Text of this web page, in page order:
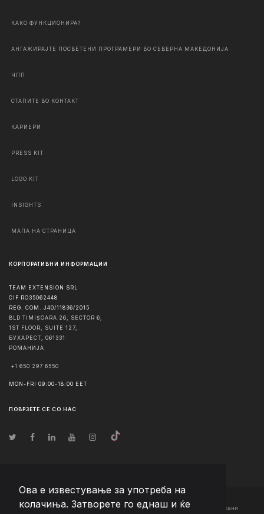
Ова е известување за употреба на
колачиња. Затворете го еднаш и ќе
КАКО ФУНКЦИОНИРА?
АНГАЖИРАЈТЕ ПОСВЕТЕНИ ПРОГРАМЕРИ ВО СЕВЕРНА МАКЕДОНИЈА
ЧПП
СТАПИТЕ ВО КОНТАКТ
КАРИЕРИ
PRESS KIT
LOGO KIT
INSIGHTS
МАПА НА СТРАНИЦА
КОРПОРАТИВНИ ИНФОРМАЦИИ
TEAM EXTENSION SRL
CIF RO35062448
REG. COM. J40/11836/2015
BLD TIMIȘOARA 26, SECTOR 6,
1ST FLOOR, SUITE 127,
БУХАРЕСТ
061331
РОМАНИЈА
+1 650 297 6550
MON-FRI 09:00-18:00 EET
ПОВРЗЕТЕ СЕ СО НАС
© Авторско право2026 Team Extension Macedonia - Сите права задржани